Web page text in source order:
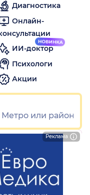
Диагностика
Онлайн-
ИИ-доктор
Психологи
Акции
Реклама